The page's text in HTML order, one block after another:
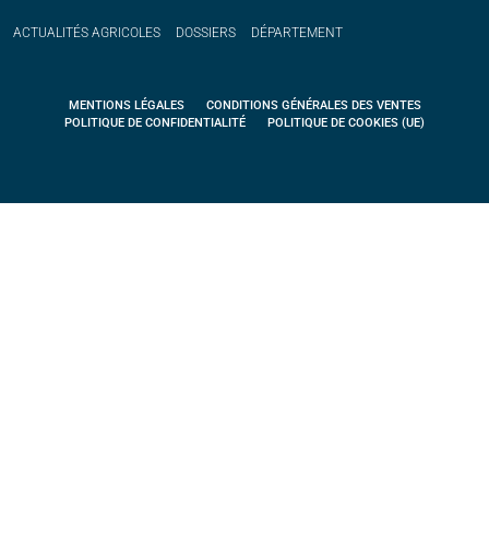
ACTUALITÉS AGRICOLES DOSSIERS DÉPARTEMENT
MENTIONS LÉGALES
CONDITIONS GÉNÉRALES DES VENTES
POLITIQUE DE CONFIDENTIALITÉ
POLITIQUE DE COOKIES (UE)